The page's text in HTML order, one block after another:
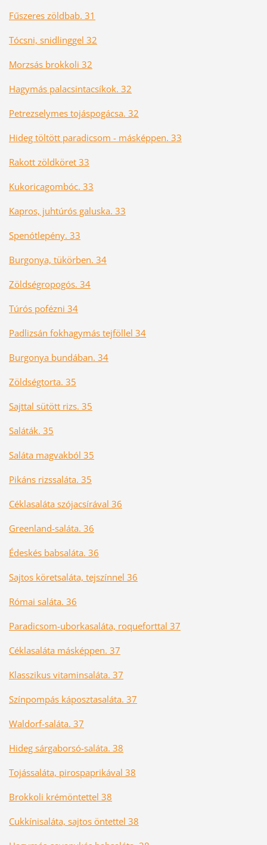
Fűszeres zöldbab. 31
Tócsni, snidlinggel 32
Morzsás brokkoli 32
Hagymás palacsintacsíkok. 32
Petrezselymes tojáspogácsa. 32
Hideg töltött paradicsom - másképpen. 33
Rakott zöldköret 33
Kukoricagombóc. 33
Kapros, juhtúrós galuska. 33
Spenótlepény. 33
Burgonya, tükörben. 34
Zöldségropogós. 34
Túrós pofézni 34
Padlizsán fokhagymás tejföllel 34
Burgonya bundában. 34
Zöldségtorta. 35
Sajttal sütött rizs. 35
Saláták. 35
Saláta magvakból 35
Pikáns rizssaláta. 35
Céklasaláta szójacsírával 36
Greenland-saláta. 36
Édeskés babsaláta. 36
Sajtos köretsaláta, tejszínnel 36
Római saláta. 36
Paradicsom-uborkasaláta, roqueforttal 37
Céklasaláta másképpen. 37
Klasszikus vitaminsaláta. 37
Színpompás káposztasaláta. 37
Waldorf-saláta. 37
Hideg sárgaborsó-saláta. 38
Tojássaláta, pirospaprikával 38
Brokkoli krémöntettel 38
Cukkínisaláta, sajtos öntettel 38